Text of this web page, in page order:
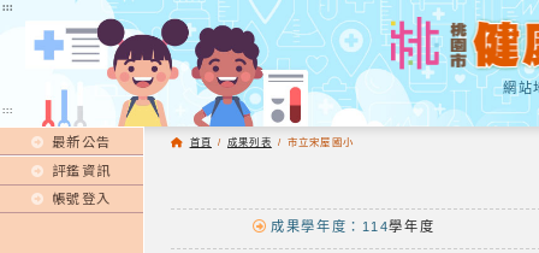
:::
網站
:::
最新公告
評鑑資訊
帳號登入
首頁 / 成果列表 / 市立宋屋國小
成果學年度：114學年度
:::